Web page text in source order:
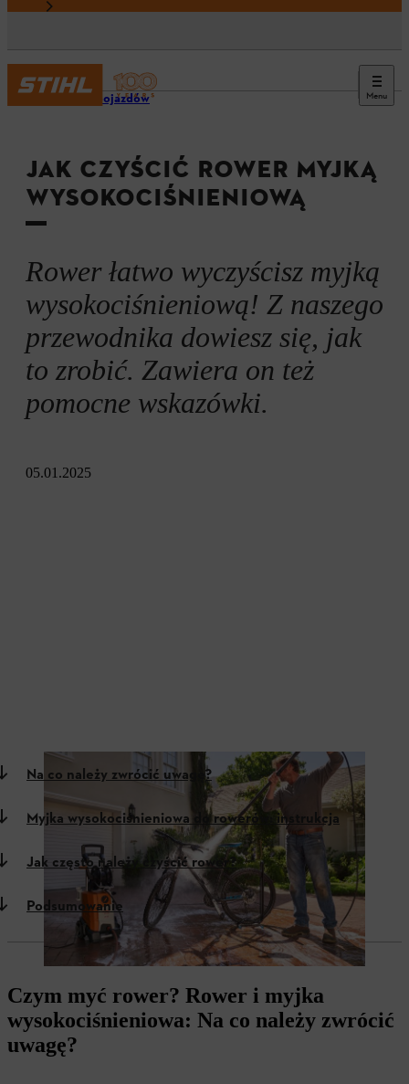
Menu
Mycie pojazdów
JAK CZYŚCIĆ ROWER MYJKĄ
WYSOKOCIŚNIENIOWĄ
Rower łatwo wyczyścisz myjką
wysokociśnieniową! Z naszego
przewodnika dowiesz się, jak
to zrobić. Zawiera on też
pomocne wskazówki.
05.01.2025
Na co należy zwrócić uwagę?
Myjka wysokociśnieniowa do rowerów: instrukcja
Jak często należy czyścić rower?
Podsumowanie
Czym myć rower? Rower i myjka
wysokociśnieniowa: Na co należy zwrócić
uwagę?